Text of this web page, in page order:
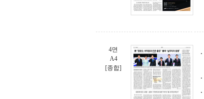
4면
A4
[종합]